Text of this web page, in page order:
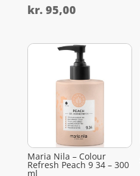
kr.95,00
Maria Nila – Colour
Refresh Peach 9 34 – 300
ml